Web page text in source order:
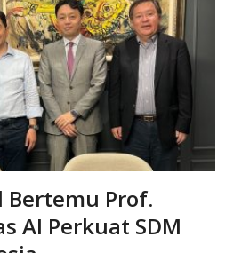
Bertemu Prof.
AI Perkuat SDM